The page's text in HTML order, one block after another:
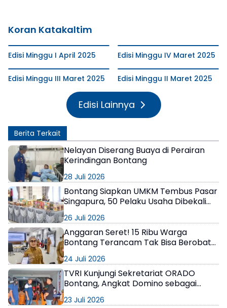
Koran Katakaltim
Edisi Minggu I April 2025 Edisi Minggu IV Maret 2025
Edisi Minggu III Maret 2025 Edisi Minggu II Maret 2025
Edisi Lainnya
Berita Terkait
Nelayan Diserang Buaya di Perairan
Kerindingan Bontang
28 Juli 2026
Bontang Siapkan UMKM Tembus Pasar
Singapura, 50 Pelaku Usaha Dibekali
26 Juli 2026
Anggaran Seret! 15 Ribu Warga
Bontang Terancam Tak Bisa Berobat
Perusahaan
24 Juli 2026
TVRI Kunjungi Sekretariat ORADO
Bontang, Angkat Domino sebagai
23 Juli 2026